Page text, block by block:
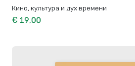
Кино, культура и дух времени
€ 19,00